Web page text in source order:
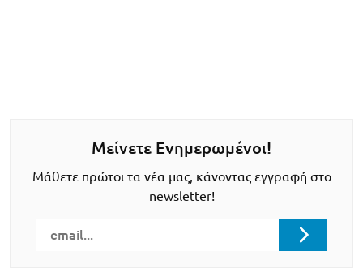
Μείνετε Ενημερωμένοι!
Μάθετε πρώτοι τα νέα μας, κάνοντας εγγραφή στο
newsletter!